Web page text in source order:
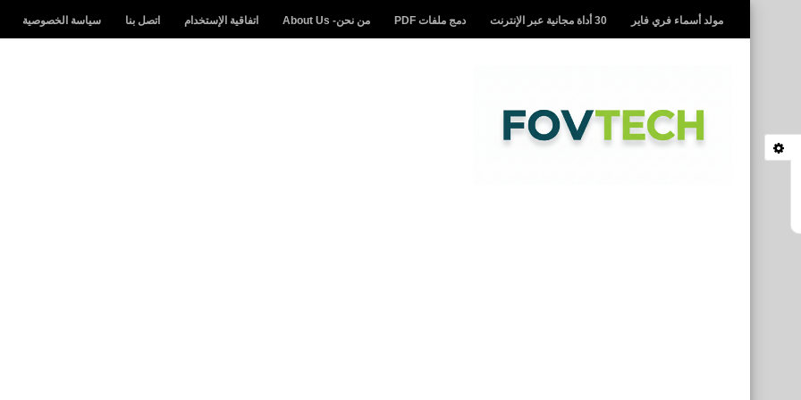
مولد أسماء فري فاير 30 أداة مجانية عبر الإنترنت دمج ملفات PDF من نحن- About Us اتفاقية الإستخدام اتصل بنا سياسة الخصوصية